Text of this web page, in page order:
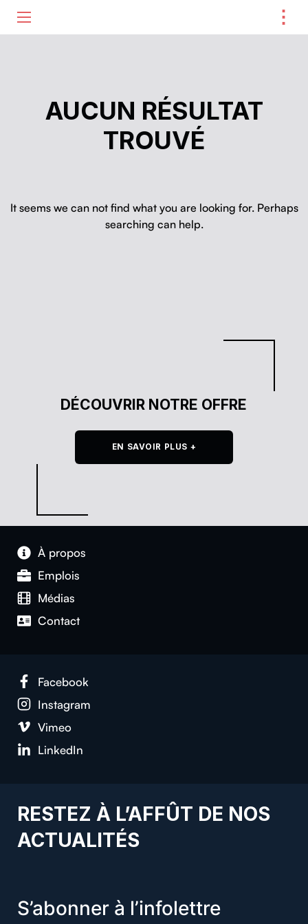
⋮
AUCUN RÉSULTAT
TROUVÉ
It seems we can not find what you are looking for. Perhaps
searching can help.
DÉCOUVRIR NOTRE OFFRE
EN SAVOIR PLUS +
À pro­pos
Emplois
Médias
Con­tact
Face­book
Insta­gram
Vimeo
LinkedIn
RESTEZ À L’AFFÛT DE NOS
ACTUALITÉS
S’abonner à l’infolettre